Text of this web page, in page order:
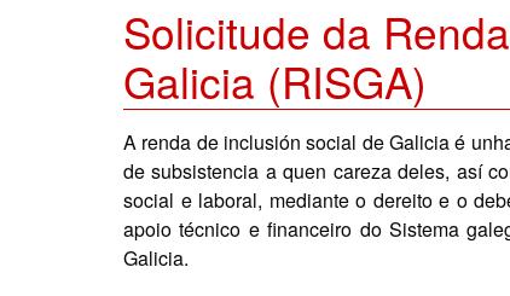
Solicitude da
Galicia (RISGA)
A renda de inclusión social de Galicia é
de subsistencia a quen careza deles, así
social e laboral, mediante o dereito e o
apoio técnico e financeiro do Sistema
Galicia.